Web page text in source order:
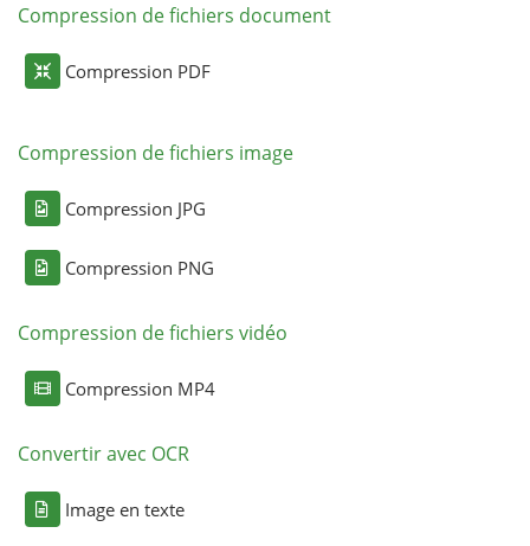
Compression de fichiers document
Compression PDF
Compression de fichiers image
Compression JPG
Compression PNG
Compression de fichiers vidéo
Compression MP4
Convertir avec OCR
Image en texte